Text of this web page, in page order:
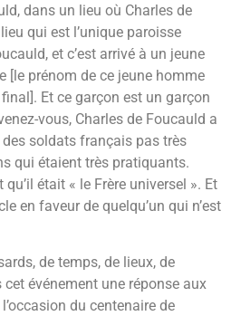
dans un lieu où Charles de
qui est l’unique paroisse
et c’est arrivé à un jeune
[le prénom de ce jeune homme
Et ce garçon est un garçon
vous, Charles de Foucauld a
soldats français pas très
qui étaient très pratiquants.
était « le Frère universel ». Et
en faveur de quelqu’un qui n’est
de temps, de lieux, de
événement une réponse aux
du centenaire de